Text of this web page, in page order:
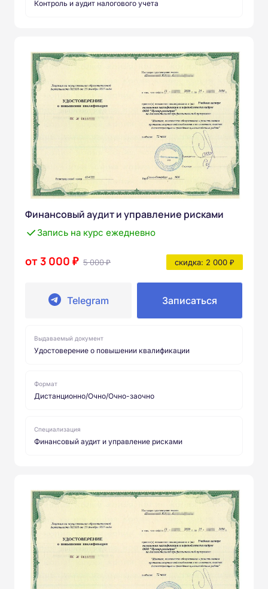
Контроль и аудит налогового учета
Финансовый аудит и управление рисками
Запись на курс ежедневно
от 3 000 ₽ 5 000 ₽ скидка: 2 000 ₽
Telegram Записаться
Выдаваемый документ
Удостоверение о повышении квалификации
Формат
Дистанционно/Очно/Очно-заочно
Специализация
Финансовый аудит и управление рисками